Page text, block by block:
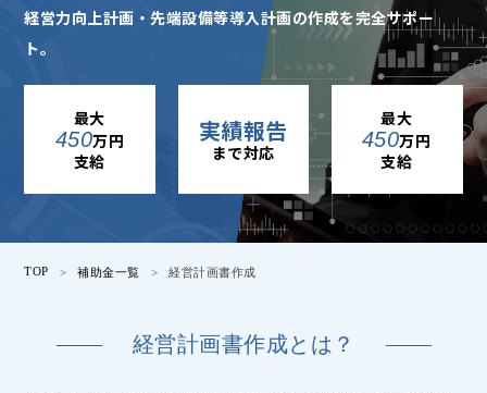
経営力向上計画・先端設備等導入計画の作成を完全サポー
ト。
最大
450万円
支給
実績報告
まで対応
最大
450万円
支給
TOP > 補助金一覧 > 経営計画書作成
経営計画書作成とは？